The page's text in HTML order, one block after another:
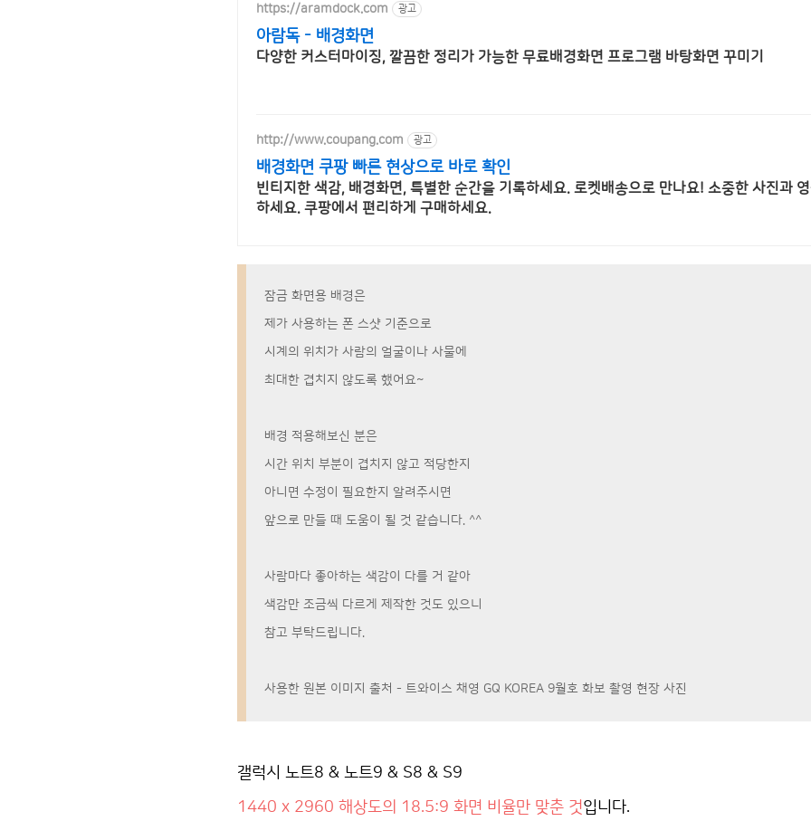
https://aramdock.com 광고
아람독 - 배경화면
다양한 커스터마이징, 깔끔한 정리가 가능한 무료배경화면 프로그램 바탕화면 꾸미기
http://www.coupang.com 광고
배경화면 쿠팡 빠른 현상으로 바로 확인
빈티지한 색감, 배경화면, 특별한 순간을 기록하세요. 로켓배송으로 만나요! 소중한 사진과
하세요. 쿠팡에서 편리하게 구매하세요.
잠금 화면용 배경은
제가 사용하는 폰 스샷 기준으로
시계의 위치가 사람의 얼굴이나 사물에
최대한 겹치지 않도록 했어요~
배경 적용해보신 분은
시간 위치 부분이 겹치지 않고 적당한지
아니면 수정이 필요한지 알려주시면
앞으로 만들 때 도움이 될 것 같습니다. ^^
사람마다 좋아하는 색감이 다를 거 같아
색감만 조금씩 다르게 제작한 것도 있으니
참고 부탁드립니다.
사용한 원본 이미지 출처 - 트와이스 채영 GQ KOREA 9월호 화보 촬영 현장 사진
갤럭시 노트8 & 노트9 & S8 & S9
1440 x 2960 해상도의 18.5:9 화면 비율만 맞춘 것입니다.